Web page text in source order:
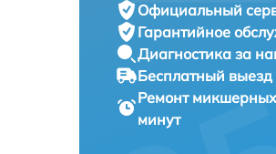
Официальный
Гарантийное
Диагностика за
Бесплатный
Ремонт микшерных
минут